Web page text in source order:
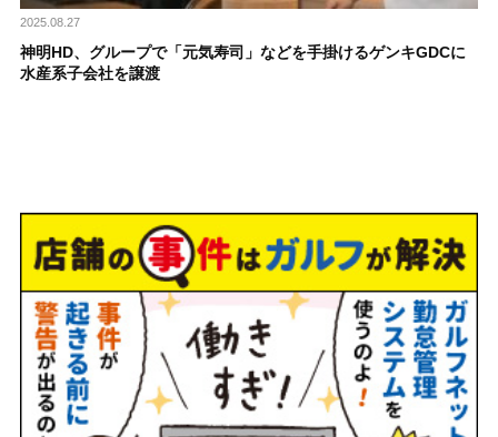
2025.08.27
神明HD、グループで「元気寿司」などを手掛けるゲンキGDCに
水産系子会社を譲渡